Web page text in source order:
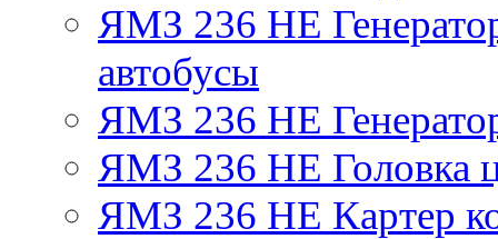
ЯМЗ 236 НЕ
автобусы
ЯМЗ 236 НЕ
ЯМЗ 236 НЕ Головка
ЯМЗ 236 НЕ Картер